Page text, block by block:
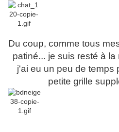
Du coup, comme tous
patiné... je suis resté à
j'ai eu un peu de temps
petite grille